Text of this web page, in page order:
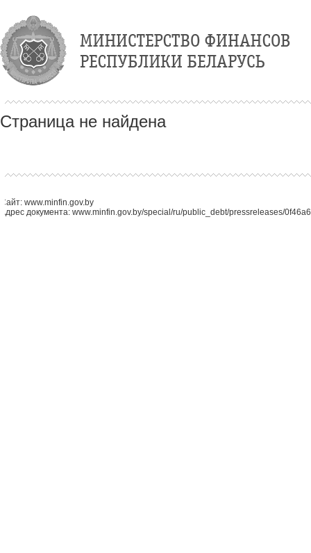
Страница не найдена
Сайт: www.minfin.gov.by
Адрес документа: www.minfin.gov.by/special/ru/public_debt/pressreleases/